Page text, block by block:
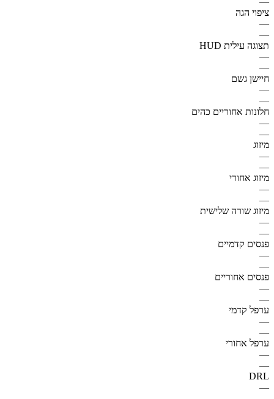
ציפוי הגה
—
—
תצוגה עילית HUD
—
—
חיישן גשם
—
—
חלונות אחוריים כהים
—
—
מיזוג
—
—
מיזוג אחורי
—
—
מיזוג שורה שלישית
—
—
פנסים קדמיים
—
—
פנסים אחוריים
—
—
ערפל קדמי
—
—
ערפל אחורי
—
—
DRL
—